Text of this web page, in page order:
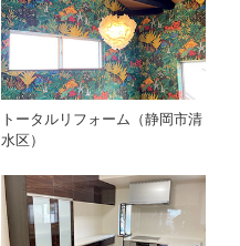
トータルリフォーム（静岡市清
水区）